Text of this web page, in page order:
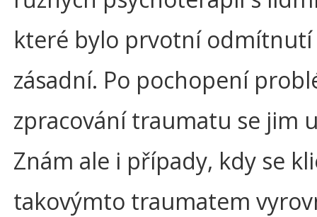
které bylo prvotní
zásadní. Po pochopení
zpracování traumatu se jim
Znám ale i případy, kdy se
takovýmto traumatem